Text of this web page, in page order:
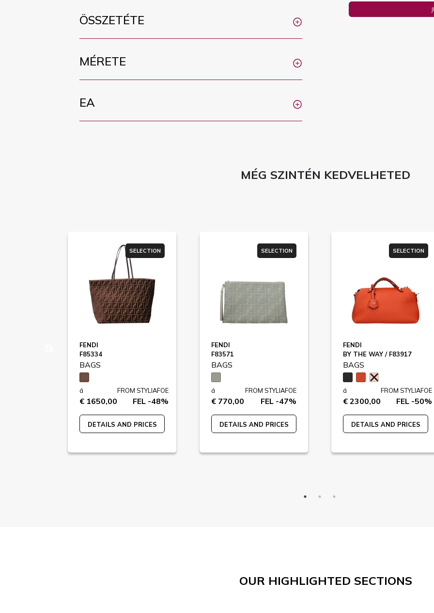
ÖSSZETÉTE
MÉRETE
EA
MÉG SZINTÉN KEDVELHETED
SELECTION
FENDI
F85334
BAGS
á
€ 1650,00
FROM STYLIAFOE
FEL -48%
DETAILS AND PRICES
SELECTION
FENDI
F83571
BAGS
á
€ 770,00
FROM STYLIAFOE
FEL -47%
DETAILS AND PRICES
SELECTION
FENDI
BY THE WAY / F83917
BAGS
á
€ 2300,00
FROM STYLIAFOE
FEL -50%
DETAILS AND PRICES
OUR HIGHLIGHTED SECTIONS